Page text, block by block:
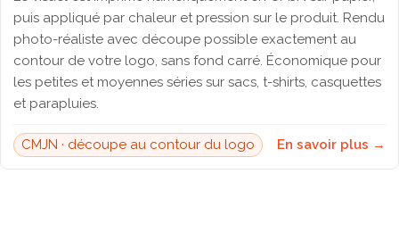
puis appliqué par chaleur et pression sur le produit. Rendu
photo-réaliste avec découpe possible exactement au
contour de votre logo, sans fond carré. Économique pour
les petites et moyennes séries sur sacs, t-shirts, casquettes
et parapluies.
CMJN · découpe au contour du logo En savoir plus →